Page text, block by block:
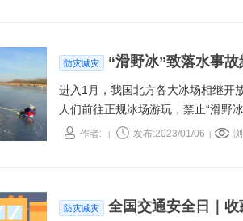
防灾减灾 “滑野冰”致落水事
进入1月，我国北方各大冰场相继开
人们前往正规冰场游玩，禁止“滑野
作者: 发布:2023/01/06
防灾减灾 全国交通安全日｜